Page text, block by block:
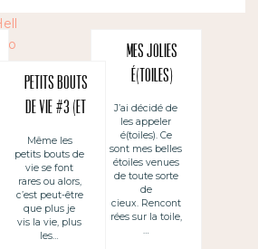
Petits bouts
de vie #3 (et
des bla bla)
Même les
petits bouts de
vie se font
rares ou alors,
c’est peut-être
que plus je
vis la vie, plus
les…
Mes jolies
é(toiles)
J’ai décidé de
les appeler
é(toiles). Ce
sont mes belles
étoiles venues
de toute sorte
de
cieux. Rencont
rées sur la toile,
…